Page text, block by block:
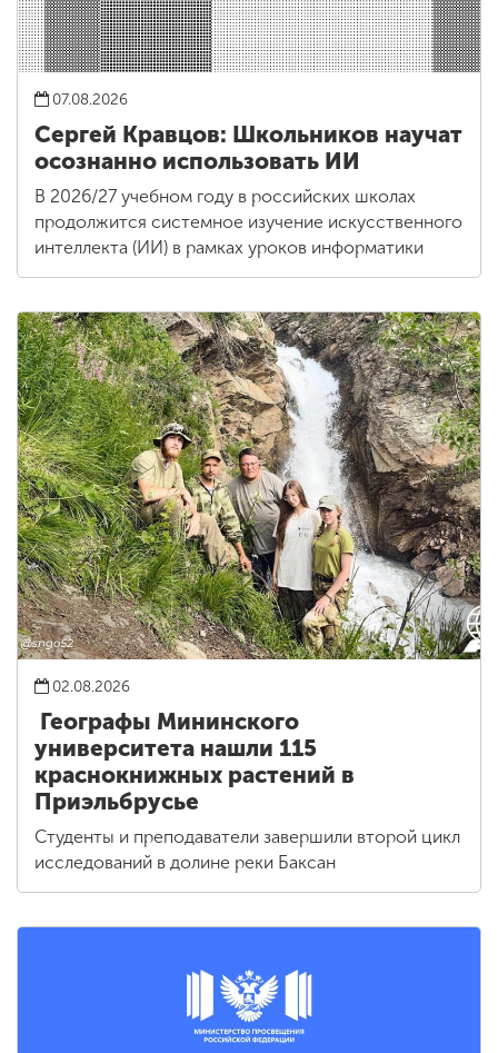
07.08.2026
Сергей Кравцов: Школьников научат
осознанно использовать ИИ
В 2026/27 учебном году в российских школах
продолжится системное изучение искусственного
интеллекта (ИИ) в рамках уроков информатики
02.08.2026
Географы Мининского
университета нашли 115
краснокнижных растений в
Приэльбрусье
Студенты и преподаватели завершили второй цикл
исследований в долине реки Баксан